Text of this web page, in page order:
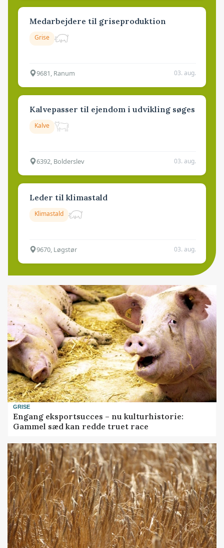
Medarbejdere til griseproduktion
Grise
9681, Ranum 03. aug.
Kalvepasser til ejendom i udvikling søges
Kalve
6392, Bolderslev 03. aug.
Leder til klimastald
Klimastald
9670, Løgstør 03. aug.
GRISE
Engang eksportsucces – nu kulturhistorie:
Gammel sæd kan redde truet race